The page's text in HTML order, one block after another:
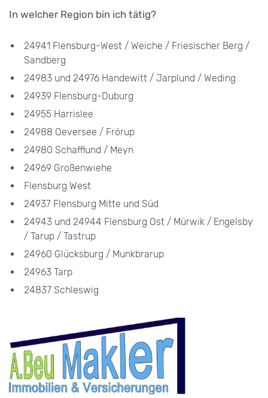
In welcher Region bin ich tätig?
24941 Flensburg-West / Weiche / Friesischer Berg /
Sandberg
24983 und 24976 Handewitt / Jarplund / Weding
24939 Flensburg-Duburg
24955 Harrislee
24988 Oeversee / Frörup
24980 Schafflund / Meyn
24969 Großenwiehe
Flensburg West
24937 Flensburg Mitte und Süd
24943 und 24944 Flensburg Ost / Mürwik / Engelsby
/ Tarup / Tastrup
24960 Glücksburg / Munkbrarup
24963 Tarp
24837 Schleswig